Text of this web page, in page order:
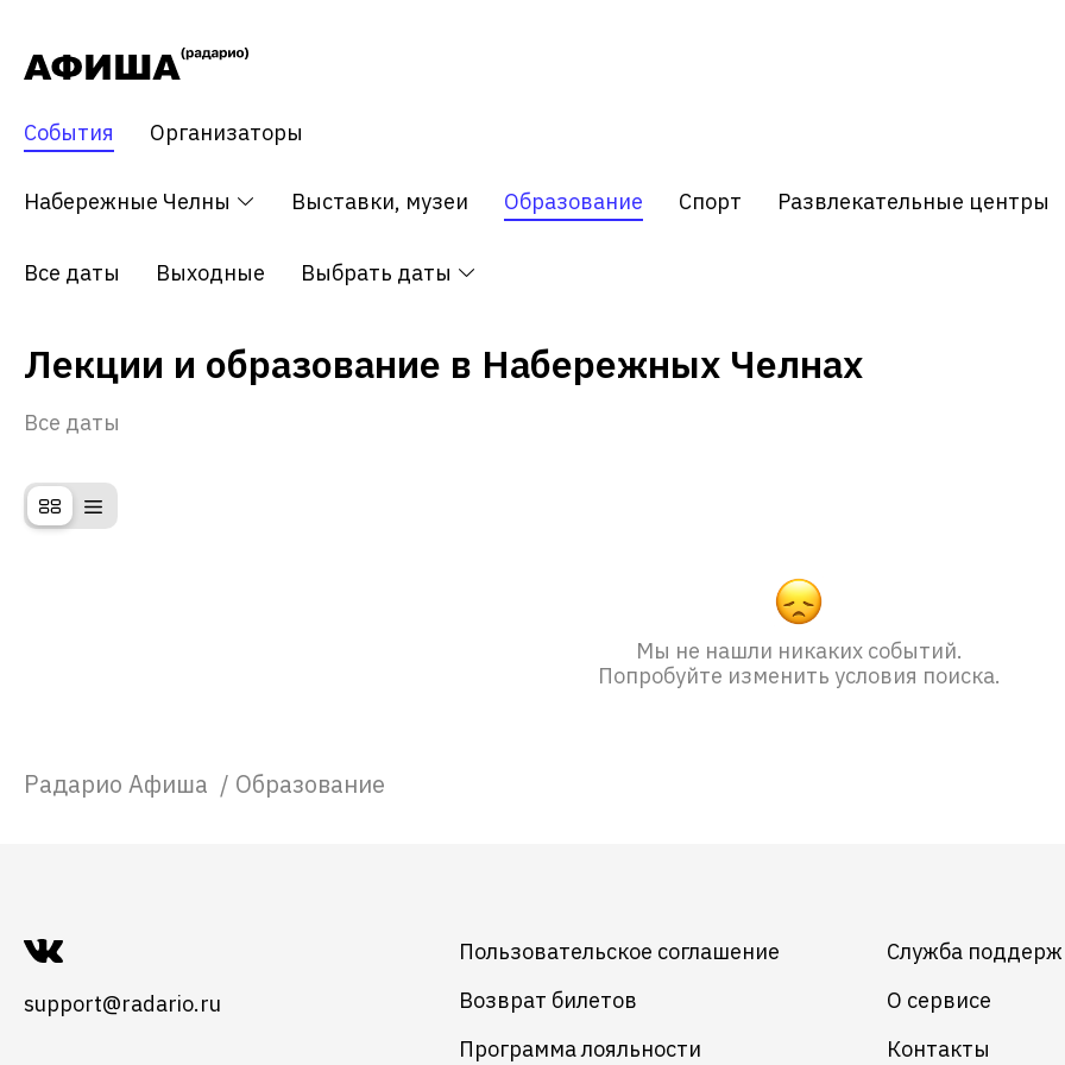
События Организаторы
Набережные Челны
Концерт Театр Выставки, музеи Образование Спорт Развлекательные центры
Все даты Выходные Выбрать даты
Лекции и образование в Набережных Челнах
Все даты
Мы не нашли никаких событий.
Попробуйте изменить условия поиска.
Радарио Афиша / Образование
support@radario.ru
Пользовательское соглашение
Возврат билетов
Программа лояльности
Служба
О сервисе
Контакты